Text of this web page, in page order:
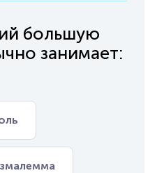
большую
занимает: